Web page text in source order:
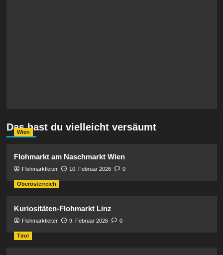
Das hast du vielleicht versäumt
Wien
Flohmarkt am Naschmarkt Wien
Flohmarktleiter 10. Februar 2026 0
Oberösterreich
Kuriositäten-Flohmarkt Linz
Flohmarktleiter 9. Februar 2026 0
Tirol